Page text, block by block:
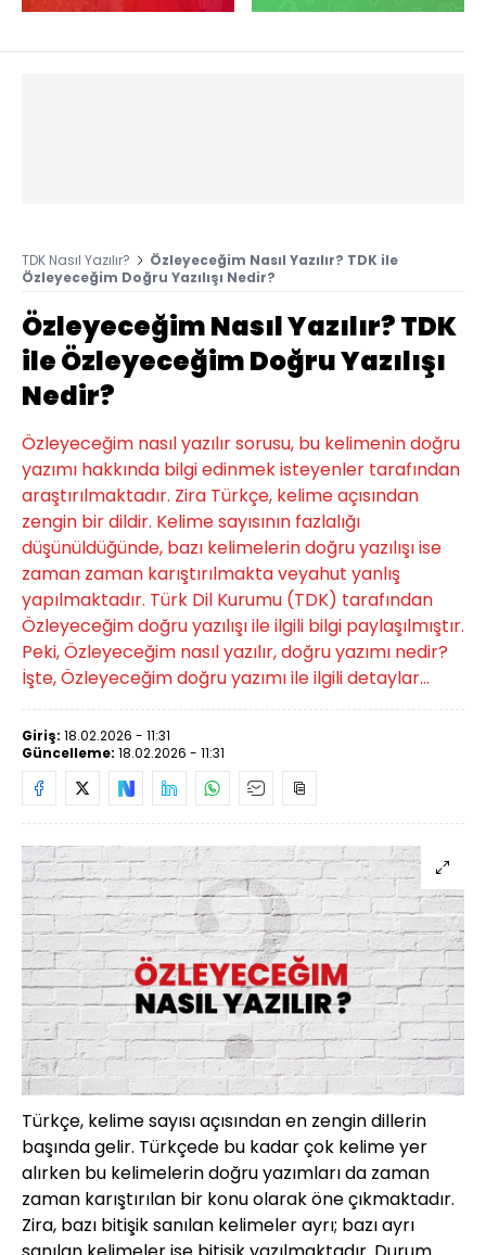
TDK Nasıl Yazılır?
Özleyeceğim Nasıl Yazılır? TDK ile
Özleyeceğim Doğru Yazılışı Nedir?
Özleyeceğim Nasıl Yazılır? TDK
ile Özleyeceğim Doğru Yazılışı
Nedir?
Özleyeceğim nasıl yazılır sorusu, bu kelimenin doğru
yazımı hakkında bilgi edinmek isteyenler tarafından
araştırılmaktadır. Zira Türkçe, kelime açısından
zengin bir dildir. Kelime sayısının fazlalığı
düşünüldüğünde, bazı kelimelerin doğru yazılışı ise
zaman zaman karıştırılmakta veyahut yanlış
yapılmaktadır. Türk Dil Kurumu (TDK) tarafından
Özleyeceğim doğru yazılışı ile ilgili bilgi paylaşılmıştır.
Peki, Özleyeceğim nasıl yazılır, doğru yazımı nedir?
İşte, Özleyeceğim doğru yazımı ile ilgili detaylar...
Giriş: 18.02.2026 - 11:31
Güncelleme: 18.02.2026 - 11:31
Türkçe, kelime sayısı açısından en zengin dillerin
başında gelir. Türkçede bu kadar çok kelime yer
alırken bu kelimelerin doğru yazımları da zaman
zaman karıştırılan bir konu olarak öne çıkmaktadır.
Zira, bazı bitişik sanılan kelimeler ayrı; bazı ayrı